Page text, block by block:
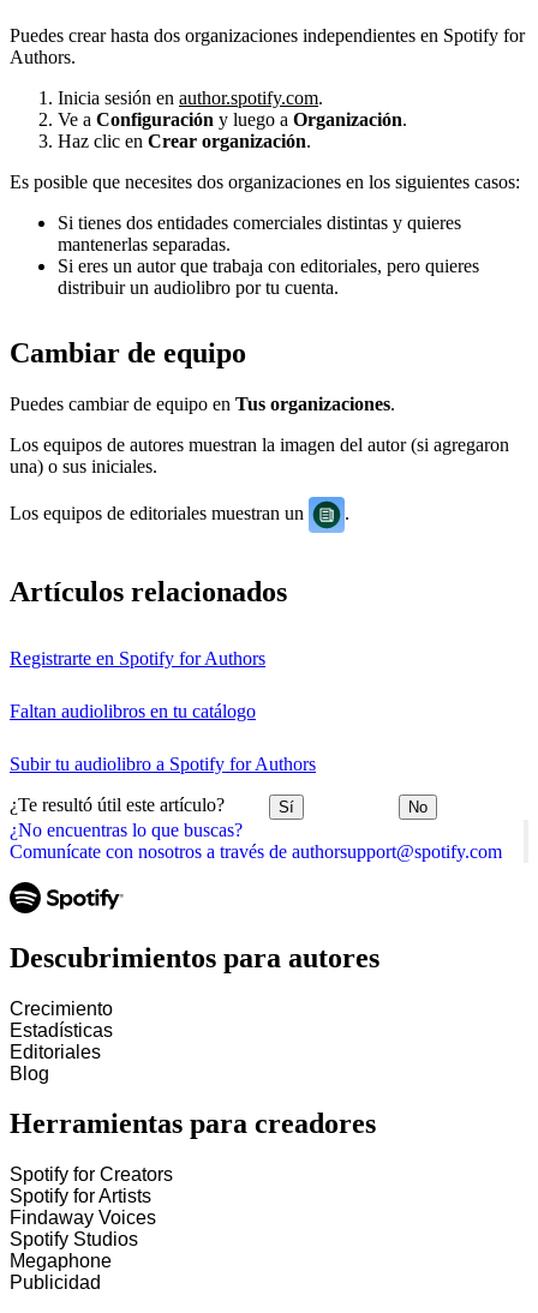
¿No encuentras lo que buscas?
Comunícate con nosotros a través de authorsupport@spotify.com
Puedes crear hasta dos organizaciones independientes en Spotify for
Authors.
Inicia sesión en author.spotify.com.
Ve a Configuración y luego a Organización.
Haz clic en Crear organización.
Es posible que necesites dos organizaciones en los siguientes casos:
Si tienes dos entidades comerciales distintas y quieres
mantenerlas separadas.
Si eres un autor que trabaja con editoriales, pero quieres
distribuir un audiolibro por tu cuenta.
Cambiar de equipo
Puedes cambiar de equipo en Tus organizaciones.
Los equipos de autores muestran la imagen del autor (si agregaron
una) o sus iniciales.
Los equipos de editoriales muestran un
Artículos relacionados
Registrarte en Spotify for Authors
Faltan audiolibros en tu catálogo
Subir tu audiolibro a Spotify for Authors
¿Te resultó útil este artículo? Sí No
Descubrimientos para autores
Crecimiento
Estadísticas
Editoriales
Blog
Herramientas para creadores
Spotify for Creators
Spotify for Artists
Findaway Voices
Spotify Studios
Megaphone
Publicidad